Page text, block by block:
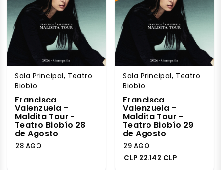
Sala Principal, Teatro
Biobío
Francisca
Valenzuela -
Maldita Tour -
Teatro Biobío 28
de Agosto
28 AGO
Sala Principal, Teatro
Biobío
Francisca
Valenzuela -
Maldita Tour -
Teatro Biobío 29
de Agosto
29 AGO
CLP 22.142 CLP